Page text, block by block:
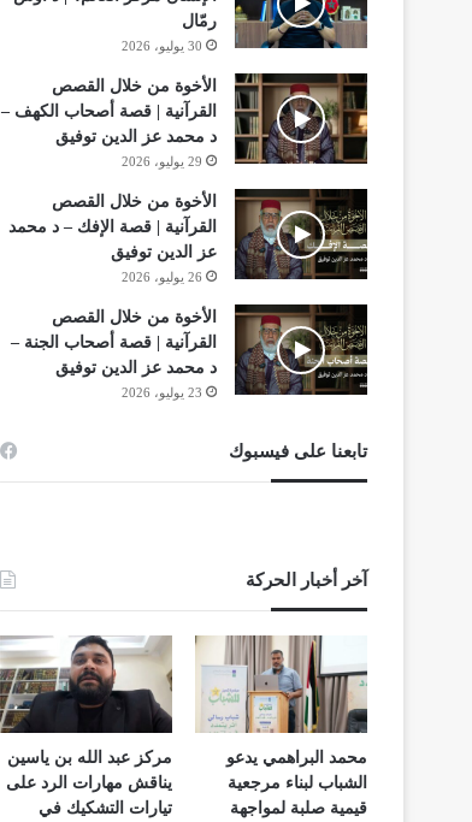
رمّال
30 يوليو، 2026
الأخوة من خلال القصص
القرآنية | قصة أصحاب الكهف –
د محمد عز الدين توفيق
29 يوليو، 2026
الأخوة من خلال القصص
القرآنية | قصة الإفك – د محمد
عز الدين توفيق
26 يوليو، 2026
الأخوة من خلال القصص
القرآنية | قصة أصحاب الجنة –
د محمد عز الدين توفيق
23 يوليو، 2026
تابعنا على فيسبوك
آخر أخبار الحركة
محمد البراهمي يدعو
الشباب لبناء مرجعية
قيمية صلبة لمواجهة
مركز عبد الله بن ياسين
يناقش مهارات الرد على
تيارات التشكيك في